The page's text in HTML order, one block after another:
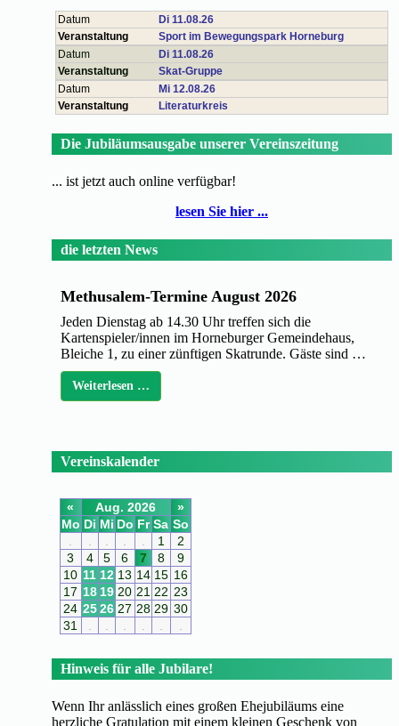
Datum
Di 11.08.26
Veranstaltung
Sport im Bewegungspark Horneburg
Datum
Di 11.08.26
Veranstaltung
Skat-Gruppe
Datum
Mi 12.08.26
Veranstaltung
Literaturkreis
Die Jubiläumsausgabe unserer Vereinszeitung
... ist jetzt auch online verfügbar!
lesen Sie hier ...
die letzten News
Methusalem-Termine August 2026
Jeden Dienstag ab 14.30 Uhr treffen sich die
Kartenspieler/innen im Horneburger Gemeindehaus,
Bleiche 1, zu einer zünftigen Skatrunde. Gäste sind …
Weiterlesen …
Vereinskalender
« Aug. 2026
»
Mo Di Mi Do Fr Sa So
.
. . . . 1
2
3
4 5 6 7 8
9
10 11 12 13 14 15 16
17 1819 20 21 22 23
24 2526 27 28 29 30
31
. . . . . .
Hinweis für alle Jubilare!
Wenn Ihr anlässlich eines großen Ehejubiläums eine
herzliche Gratulation mit einem kleinen Geschenk von